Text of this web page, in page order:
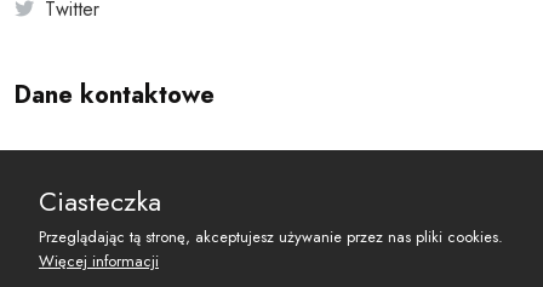
Twitter
Dane kontaktowe
reset@resetobywatelski.pl
Ciasteczka
Przeglądając tą stronę, akceptujesz używanie przez nas pliki cookies.
Więcej informacji